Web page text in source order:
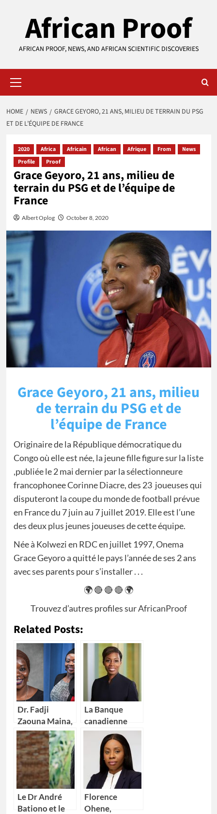
African Proof
AFRICAN PROOF, NEWS, AND AFRICAN SCIENTIFIC DISCOVERIES
Menu
HOME NEWS
GRACE GEYORO, 21 ANS, MILIEU DE TERRAIN DU PSG
ET DE L’ÉQUIPE DE FRANCE
2020 Africa Africain African Afrique From
News
Profile
Proof
Grace Geyoro, 21 ans, milieu de
terrain du PSG et de l’équipe de
France
Albert Oplog October 8, 2020
Grace Geyoro, 21 ans, milieu
de terrain du PSG et de
l’équipe de France
Originaire de la République démocratique du
Congo où elle est née, la jeune fille figure sur la liste
,publiée le 2 mai dernier par la sélectionneure
francophonee Corinne Diacre, des 23 joueuses qui
disputeront la coupe du monde de football prévue
en France du 7 juin au 7 juillet 2019. Elle est l’une
des deux plus jeunes joueuses de cette équipe.
Née à Kolwezi en RDC en juillet 1997, Onema
Grace Geyoro a quitté le pays l’année de ses 2 ans
avec ses parents pour s’installer . . .
🌍 🔴 🔴 🔴 🌍
Trouvez d’autres profiles surAfricanProof
Related Posts:
Dr. Fadji
Zaouna Maina,
29 ans,
première
scientifique du
Niger à
intégrer la
NASA
La Banque
canadienne
impériale de
commerce
(CIBC) nomme
Kikelomo
Lawal comme
Vice-
présidente
Le Dr André
Bationo et le
Florence
Ohene,